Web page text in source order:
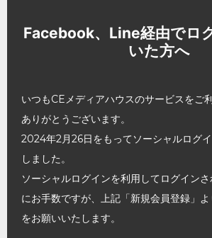
Facebook、Line経由でロ
いた方へ
いつもCEメディアハウスのサービスをご
ありがとうございます。
2024年2月26日をもってソーシャルログ
しました。
ソーシャルログインを利用してログイン
にお手数ですが、上記「新規会員登録」
をお願いいたします。